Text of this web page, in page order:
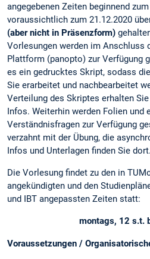
angegebenen Zeiten beginnend
voraussichtlich zum 21.12.2020
(aber nicht in Präsenzform)
Vorlesungen werden im Anschluss
Plattform (panopto) zur Verfügung
es ein gedrucktes Skript, sodass
Sie erarbeitet und nachbearbeitet
Verteilung des Skriptes erhalten
Infos. Weiterhin werden Folien und
Verständnisfragen zur Verfügung
verzahnt mit der Übung, die
Infos und Unterlagen finden Sie dort.
Die Vorlesung findet zu den in
angekündigten und den
und IBT angepassten Zeiten statt:
montags, 12 s.t.
Voraussetzungen /